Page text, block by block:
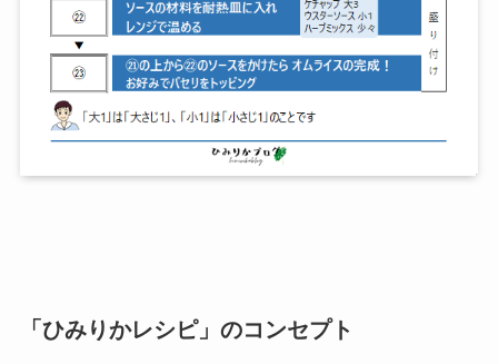
「ひみりかレシピ」のコンセプト